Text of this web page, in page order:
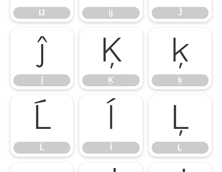
Ĳ ĳ Ĵ
ĵ
ĵ
Ķ
Ķ
ķ
ķ
Ĺ
Ĺ
Ļ
Ļ